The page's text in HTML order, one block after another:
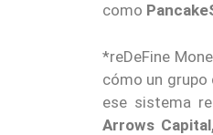
como
*reDeFine
cómo un
ese sistema
Arrows